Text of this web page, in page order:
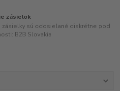
zásielok
zásielky sú odosielané diskrétne pod
B2B Slovakia